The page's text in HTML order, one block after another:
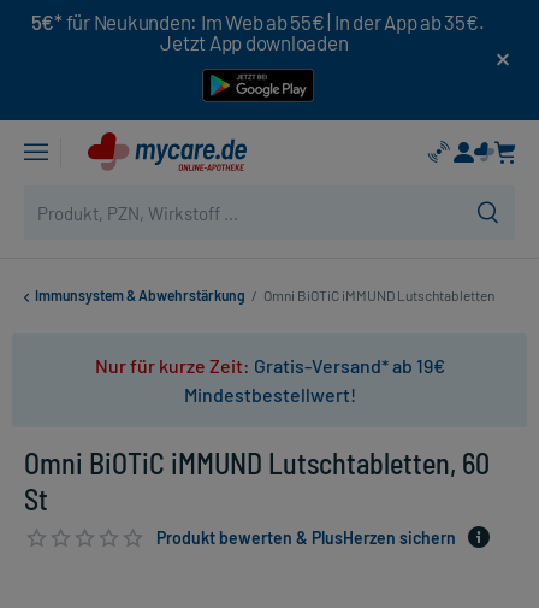
5€* für Neukunden: Im Web ab 55€ | In der App ab 35€.
Jetzt App downloaden
Immunsystem & Abwehrstärkung / Omni BiOTiC iMMUND Lutschtabletten
Nur für kurze Zeit: Gratis-Versand* ab 19€
Mindestbestellwert!
Omni BiOTiC iMMUND Lutschtabletten, 60
St
Produkt bewerten & PlusHerzen sichern